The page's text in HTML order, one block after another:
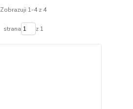
Zobrazuji 1-4 z 4
strana z 1